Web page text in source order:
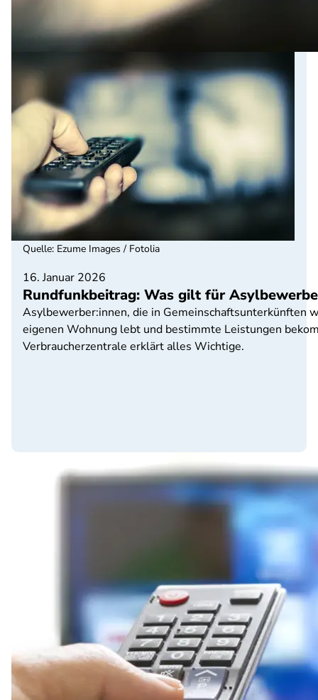
16. Januar 2026
Rundfunkbeitrag: Was gilt für
Asylbewerber:innen, die in Gemeinschaftsunterkünften
eigenen Wohnung lebt und bestimmte Leistungen
Verbraucherzentrale erklärt alles Wichtige.
Quelle: Ezume Images / Fotolia